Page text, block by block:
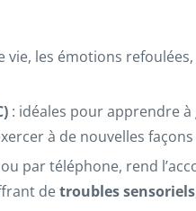
vie, les émotions
: idéales pour apprendre
à de nouvelles
par téléphone, rend
detroubles sensoriels